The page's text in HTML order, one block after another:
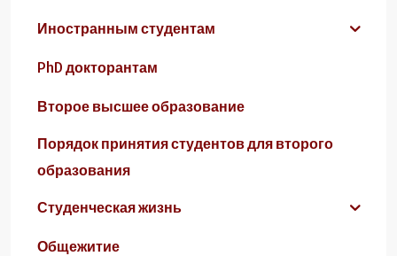
Иностранным студентам
PhD докторантам
Второе высшее образование
Порядок принятия студентов для второго
образования
Студенческая жизнь
Общежитие